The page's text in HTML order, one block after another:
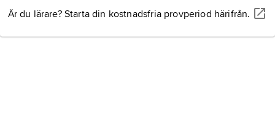
Är du lärare? Starta din kostnadsfria provperiod härifrån.